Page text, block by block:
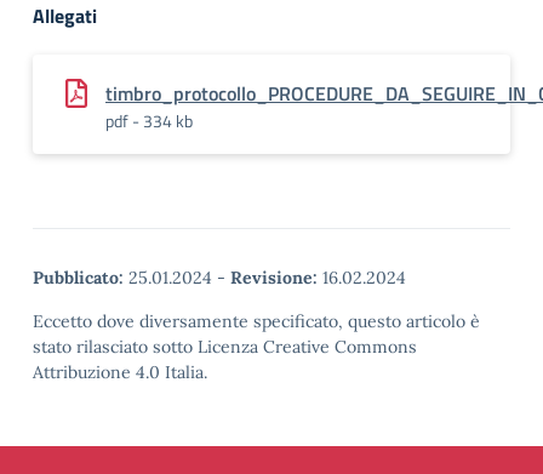
Allegati
pdf - 334 kb
Pubblicato: 25.01.2024 - Revisione: 16.02.2024
Eccetto dove diversamente specificato, questo articolo è
stato rilasciato sotto Licenza Creative Commons
Attribuzione 4.0 Italia.